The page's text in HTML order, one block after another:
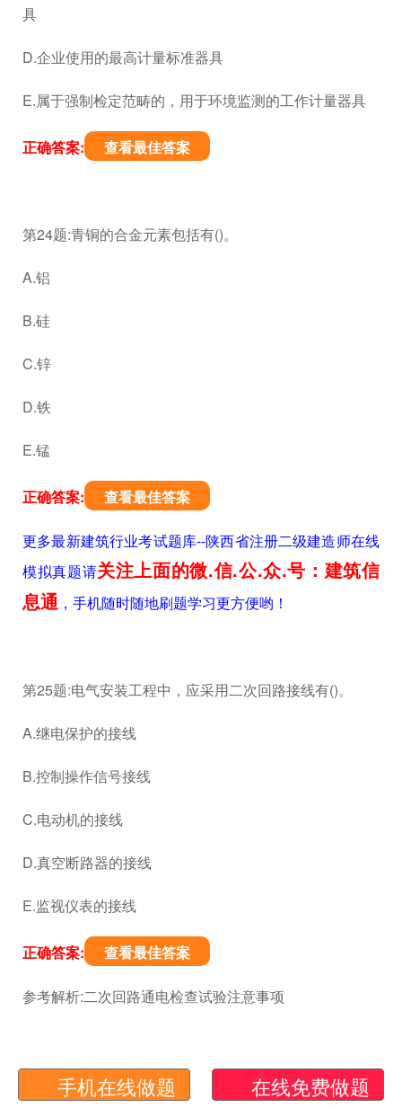
具
D.企业使用的最高计量标准器具
E.属于强制检定范畴的，用于环境监测的工作计量器具
正确答案: 查看最佳答案
第24题:青铜的合金元素包括有()。
A.铝
B.硅
C.锌
D.铁
E.锰
正确答案: 查看最佳答案
更多最新建筑行业考试题库--陕西省注册二级建造师在线
模拟真题请关注上面的微.信.公.众.号：建筑信
息通，手机随时随地刷题学习更方便哟！
第25题:电气安装工程中，应采用二次回路接线有()。
A.继电保护的接线
B.控制操作信号接线
C.电动机的接线
D.真空断路器的接线
E.监视仪表的接线
正确答案: 查看最佳答案
参考解析:二次回路通电检查试验注意事项
第26题:施工作业过程中，应及时对施工组织设计进行修
手机在线做题 在线免费做题